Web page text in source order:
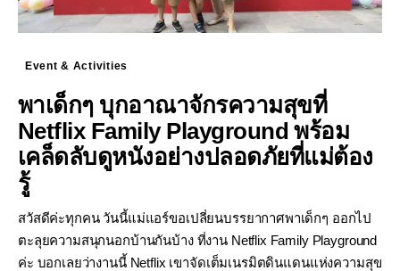
แม่แอร์ป้ายยา
Event & Activities
พาเด็กๆ บุกอาณาจักรความสุขที่
Netflix Family Playground พร้อม
เคล็ดลับดูหนังอย่างปลอดภัยที่แม่ต้อง
รู้
สวัสดีค่ะทุกคน วันนี้แม่แอร์ขอเปลี่ยนบรรยากาศพาเด็กๆ ออกไป
ตะลุยความสนุกนอกบ้านกันบ้าง ที่งาน Netflix Family Playground
ค่ะ บอกเลยว่างานนี้ Netflix เขาจัดเต็มเนรมิตดินแดนแห่งความสุข